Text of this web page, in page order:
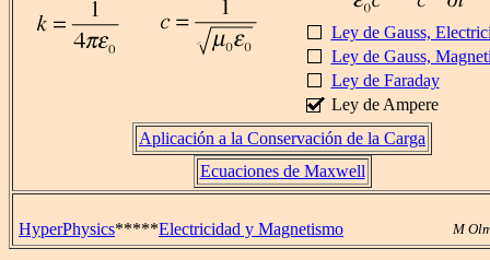
Ley de Gauss,
Ley de Gauss,
Ley de Faraday
Ley de Ampere
Aplicación a la Conservación de la Carga
Ecuaciones de Maxwell
HyperPhysics*****Electricidad y Magnetismo M